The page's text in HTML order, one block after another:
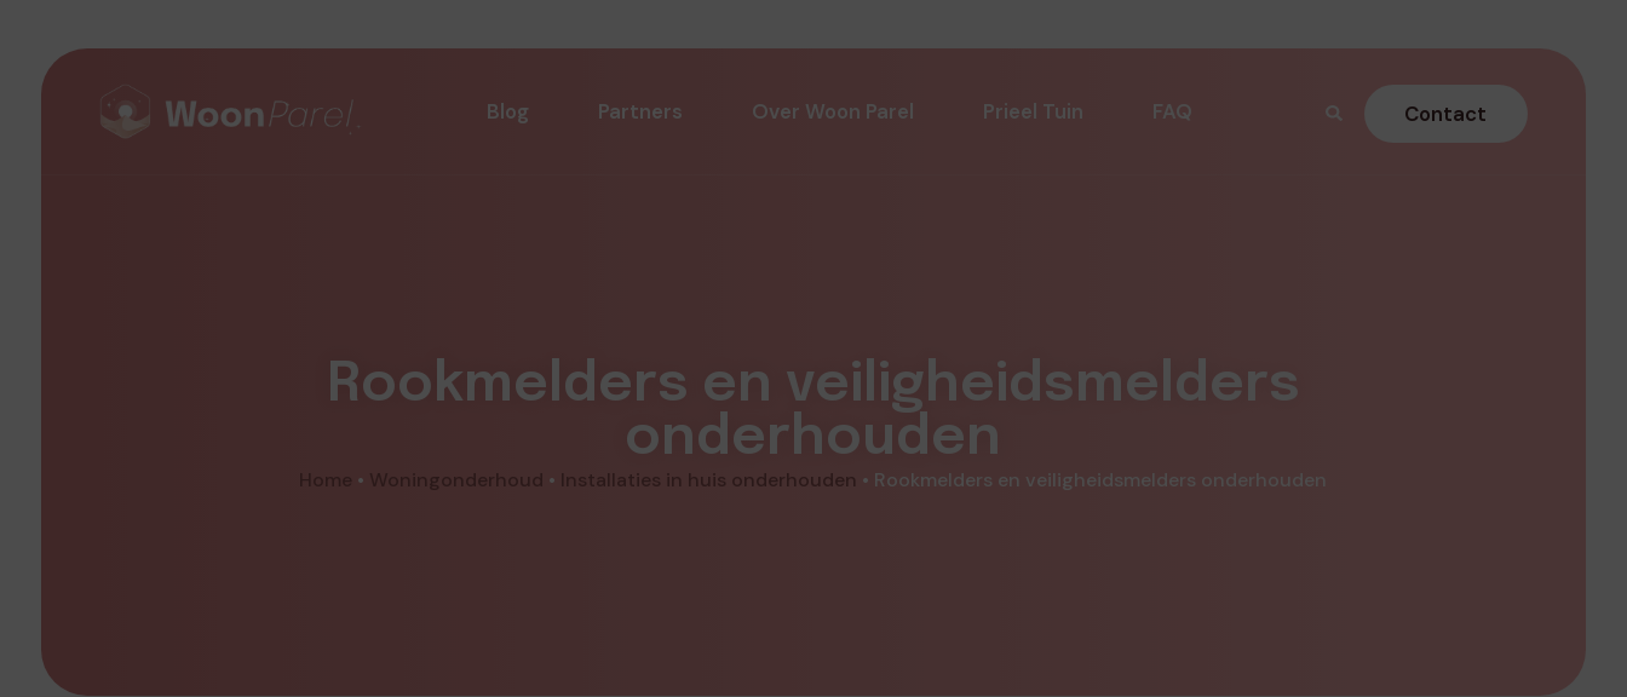
Blog Partners Over Woon Parel Prieel Tuin FAQ Contact
Rookmelders en veiligheidsmelders
onderhouden
Home • Woningonderhoud • Installaties in huis onderhouden • Rookmelders en veiligheidsmelders onderhouden